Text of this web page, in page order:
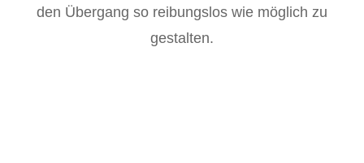
den Übergang so reibungslos wie möglich zu
gestalten.